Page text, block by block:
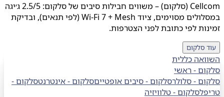
Cellcom (סלקום) – משווים חבילות סיבים של סלקום: 2.5/5 ג׳יגה
במסלולים מסוימים, ציוד Wi‑Fi 7 + Mesh (לפי תנאים), ובדיקת
לפי כתובת לפני הצטרפות.
סלקום
כללית
- ראשי
-סלולרסלקום-סיבים אופטייםסלקום-אינטרנטסלקום-
סלקום-טלוויזיה